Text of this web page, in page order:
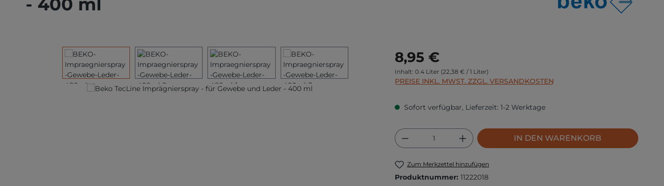
Bildergalerie überspringen Regulärer Preis:
8,95 €
Inhalt: 0.4 Liter (22,38 € / 1 Liter)
PREISE INKL. MWST. ZZGL. VERSANDKOSTEN
Sofort verfügbar, Lieferzeit: 1-2 Werktage
Produkt Anzahl: Gib den gewünschten Wert
IN DEN WARENKORB
Zum Merkzettel hinzufügen
Produktnummer: 11222018